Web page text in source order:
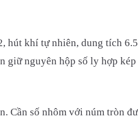
khí tự nhiên, dung tích
nguyên hộp số ly hợp
số nhôm với núm tròn